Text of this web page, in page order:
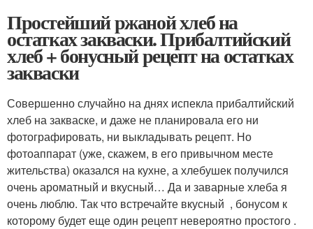
Простейший ржаной хлеб на
остатках закваски. Прибалтийский
хлеб + бонусный рецепт на остатках
закваски
Совершенно случайно на днях испекла прибалтийский
хлеб на закваске, и даже не планировала его ни
фотографировать, ни выкладывать рецепт. Но
фотоаппарат (уже, скажем, в его привычном месте
жительства) оказался на кухне, а хлебушек получился
очень ароматный и вкусный… Да и заварные хлеба я
очень люблю. Так что встречайте вкусный , бонусом к
которому будет еще один рецепт невероятно простого .